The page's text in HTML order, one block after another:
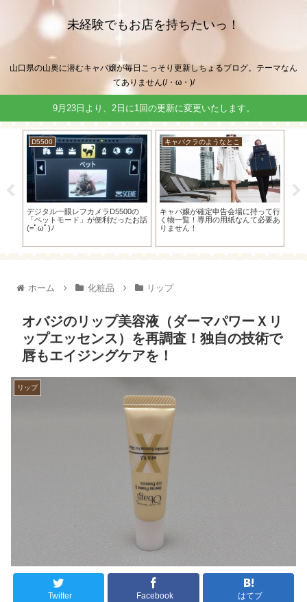
未経験でもお店を持ちたいっ！
山口県の山奥に潜むキャバ嬢が毎日こっそり更新しちょるブログ。テーマなん
てありません(/・ω・)/
9月23日より、2日に1回の更新に変更いたします。
D5500
デジタル一眼レフカメラD5500の
「ペットモード」が便利だったお話
(=ﾟωﾟ)ﾉ
キャバクラのようなとこ
キャバ嬢が確定申告会場に持って行
く物一覧！専用の用紙なんて必要あ
りません！
ホーム 化粧品 リップ
オバジのリップ美容液（ダーマパワーＸリ
ップエッセンス）を再調査！独自の技術で
唇もエイジングケアを！
リップ
Twitter Facebook はてブ